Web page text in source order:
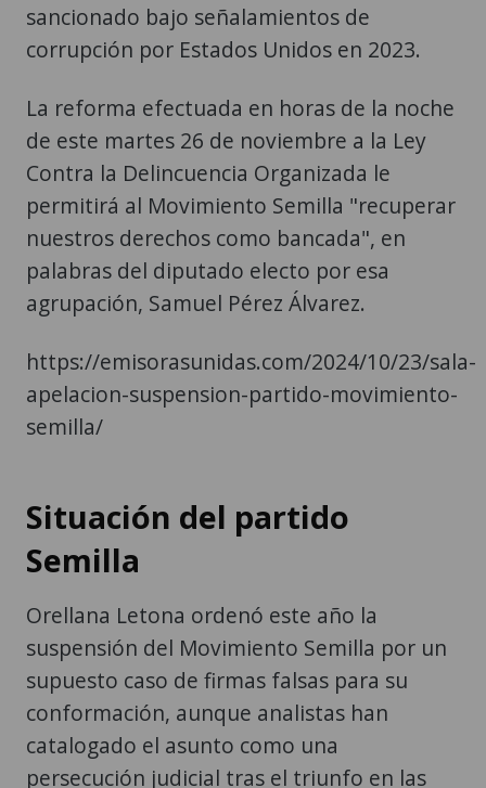
sancionado bajo señalamientos de
corrupción por Estados Unidos en 2023.
La reforma efectuada en horas de la noche
de este martes 26 de noviembre a la Ley
Contra la Delincuencia Organizada le
permitirá al Movimiento Semilla "recuperar
nuestros derechos como bancada", en
palabras del diputado electo por esa
agrupación, Samuel Pérez Álvarez.
https://emisorasunidas.com/2024/10/23/sala-
apelacion-suspension-partido-movimiento-
semilla/
Situación del partido
Semilla
Orellana Letona ordenó este año la
suspensión del Movimiento Semilla por un
supuesto caso de firmas falsas para su
conformación, aunque analistas han
catalogado el asunto como una
persecución judicial tras el triunfo en las